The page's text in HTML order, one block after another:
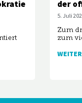
der
5. Juli
Zum
zum